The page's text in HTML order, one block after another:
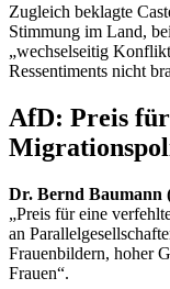
Zugleich beklagte
Stimmung im Land,
„wechselseitig
Ressentiments nicht
AfD: Preis
Dr. Bernd Baumann
„Preis für eine
an
Frauenbildern, hoher
Frauen“.